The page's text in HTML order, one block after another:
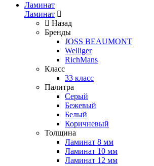
Ламинат
Ламинат
Назад
Бренды
JOSS BEAUMONT
Welliger
RichMans
Класс
33 класс
Палитра
Серый
Бежевый
Белый
Коричневый
Толщина
Ламинат 8 мм
Ламинат 10 мм
Ламинат 12 мм